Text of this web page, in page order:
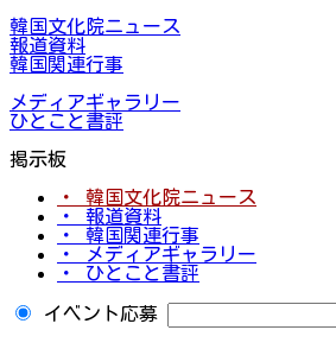
韓国文化院ニュース
報道資料
韓国関連行事
メディアギャラリー
ひとこと書評
掲示板
・ 韓国文化院ニュース
・ 報道資料
・ 韓国関連行事
・ メディアギャラリー
・ ひとこと書評
イベント応募